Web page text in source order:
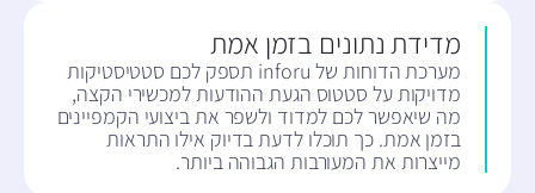
מדידת נתונים בזמן אמת
מערכת הדוחות של inforu תספק לכם סטטיסטיקות
מדויקות על סטטוס הגעת ההודעות למכשירי הקצה,
מה שיאפשר לכם למדוד ולשפר את ביצועי הקמפיינים
בזמן אמת. כך תוכלו לדעת בדיוק אילו התראות
מייצרות את המעורבות הגבוהה ביותר.